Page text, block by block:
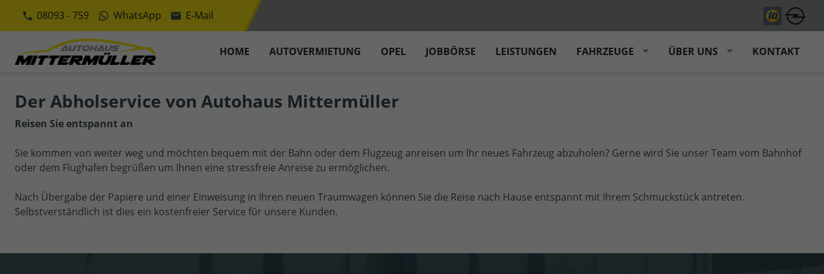
08093 - 759 WhatsApp E-Mail
HOME AUTOVERMIETUNG OPEL JOBBÖRSE LEISTUNGEN FAHRZEUGE ÜBER UNS KONTAKT
Der Abholservice von Autohaus Mittermüller
Reisen Sie entspannt an
Sie kommen von weiter weg und möchten bequem mit der Bahn oder dem Flugzeug anreisen um Ihr neues Fahrzeug abzuholen? Gerne wird Sie unser Team vom Bahnhof
oder dem Flughafen begrüßen um Ihnen eine stressfreie Anreise zu ermöglichen.
Nach Übergabe der Papiere und einer Einweisung in Ihren neuen Traumwagen können Sie die Reise nach Hause entspannt mit Ihrem Schmuckstück antreten.
Selbstverständlich ist dies ein kostenfreier Service für unsere Kunden.